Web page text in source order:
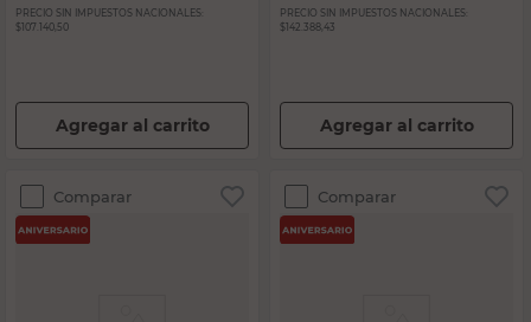
PRECIO SIN IMPUESTOS NACIONALES:
$107.140,50
Agregar al carrito
PRECIO SIN IMPUESTOS NACIONALES:
$142.388,43
Agregar al carrito
Comparar Comparar